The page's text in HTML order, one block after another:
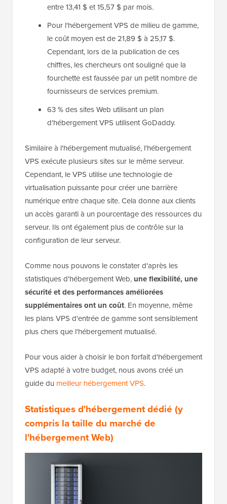
entre 13,41 $ et 15,57 $ par mois.
Pour l'hébergement VPS de milieu de gamme,
le coût moyen est de 21,89 $ à 25,17 $.
Cependant, lors de la publication de ces
chiffres, les chercheurs ont souligné que la
fourchette est faussée par un petit nombre de
fournisseurs de services premium.
63 % des sites Web utilisant un plan
d'hébergement VPS utilisent GoDaddy.
Similaire à l'hébergement mutualisé, l'hébergement
VPS exécute plusieurs sites sur le même serveur.
Cependant, le VPS utilise une technologie de
virtualisation puissante pour créer une barrière
numérique entre chaque site. Cela donne aux clients
un accès garanti à un pourcentage des ressources du
serveur. Ils ont également plus de contrôle sur la
configuration de leur serveur.
Comme nous pouvons le constater d'après les
statistiques d'hébergement Web, une flexibilité, une
sécurité et des performances améliorées
supplémentaires ont un coût. En moyenne, même
les plans VPS d'entrée de gamme sont sensiblement
plus chers que l'hébergement mutualisé.
Pour vous aider à choisir le bon forfait d'hébergement
VPS adapté à votre budget, nous avons créé un
guide du meilleur hébergement VPS.
Statistiques d'hébergement dédié (y
compris la taille du marché de
l'hébergement Web)